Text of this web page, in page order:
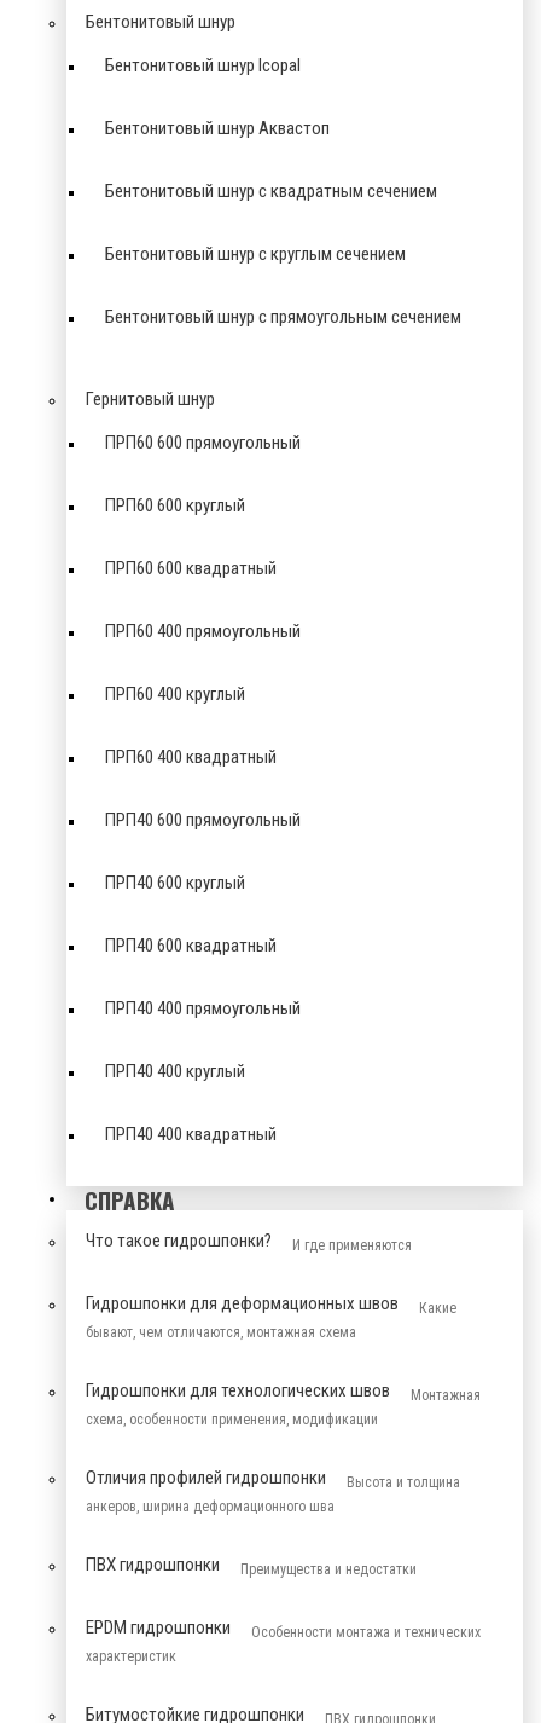
Бентонитовый шнур
Бентонитовый шнур Icopal
Бентонитовый шнур Аквастоп
Бентонитовый шнур с квадратным сечением
Бентонитовый шнур с круглым сечением
Бентонитовый шнур с прямоугольным сечением
Гернитовый шнур
ПРП60 600 прямоугольный
ПРП60 600 круглый
ПРП60 600 квадратный
ПРП60 400 прямоугольный
ПРП60 400 круглый
ПРП60 400 квадратный
ПРП40 600 прямоугольный
ПРП40 600 круглый
ПРП40 600 квадратный
ПРП40 400 прямоугольный
ПРП40 400 круглый
ПРП40 400 квадратный
СПРАВКА
Что такое гидрошпонки? И где применяются
Гидрошпонки для деформационных швов
Какие
бывают, чем отличаются, монтажная схема
Гидрошпонки для технологических швов
Монтажная
схема, особенности применения, модификации
Отличия профилей гидрошпонки
Высота и толщина
анкеров, ширина деформационного шва
ПВХ гидрошпонки Преимущества и недостатки
EPDM гидрошпонки
Особенности монтажа и технических
характеристик
Битумостойкие гидрошпонки ПВХ гидрошпонки,